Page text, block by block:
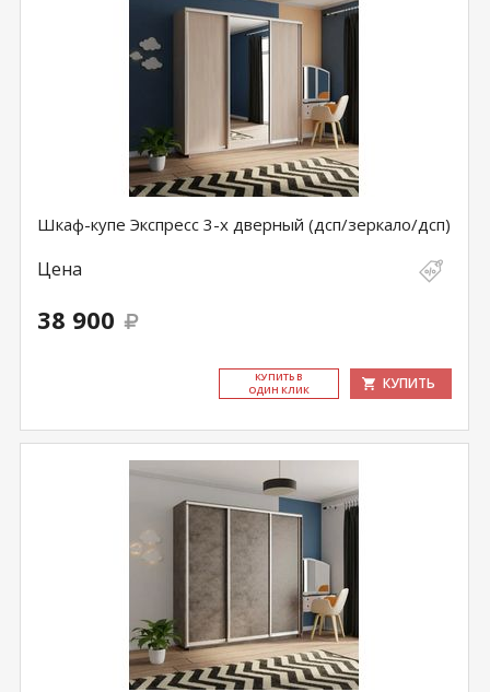
Шкаф-купе Экспресс 3-х дверный (дсп/зеркало/дсп)
Цена
38 900
КУ­ПИТЬ В
ОДИН КЛИК
КУПИТЬ